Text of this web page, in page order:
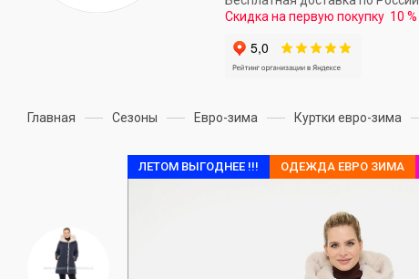
Скидка на первую покупку 10 %
Главная Сезоны Евро-зима Куртки евро-зима
ЛЕТОМ ВЫГОДНЕЕ !!! ОДЕЖДА ЕВРО ЗИМА